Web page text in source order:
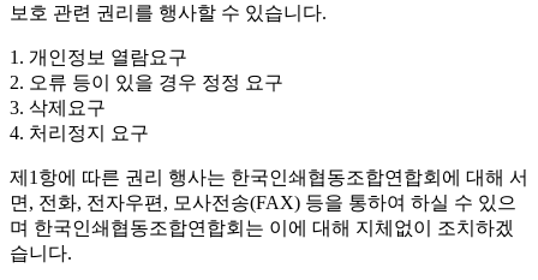
보호 관련 권리를 행사할 수 있습니다.
1. 개인정보 열람요구
2. 오류 등이 있을 경우 정정 요구
3. 삭제요구
4. 처리정지 요구
제1항에 따른 권리 행사는 한국인쇄협동조합연합회에 대해 서
면, 전화, 전자우편, 모사전송(FAX) 등을 통하여 하실 수 있으
며 한국인쇄협동조합연합회는 이에 대해 지체없이 조치하겠
습니다.